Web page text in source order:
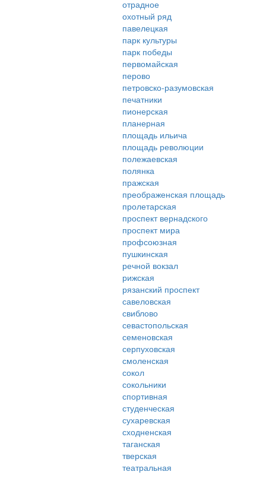
отрадное
охотный ряд
павелецкая
парк культуры
парк победы
первомайская
перово
петровско-разумовская
печатники
пионерская
планерная
площадь ильича
площадь революции
полежаевская
полянка
пражская
преображенская площадь
пролетарская
проспект вернадского
проспект мира
профсоюзная
пушкинская
речной вокзал
рижская
рязанский проспект
савеловская
свиблово
севастопольская
семеновская
серпуховская
смоленская
сокол
сокольники
спортивная
студенческая
сухаревская
сходненская
таганская
тверская
театральная